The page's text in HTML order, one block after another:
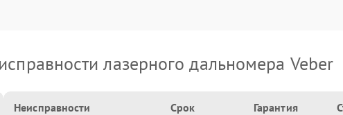
лазерного дальномера Veber
Неисправности Срок Гарантия